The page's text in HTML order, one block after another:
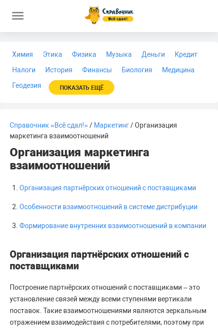
Химия Этика Физика Музыка Деньги
Кредит
Налоги
История Финансы Биология
Медицина
Геодезия
ПОКАЗАТЬ ЕЩЁ
Справочник «Всё сдал!»/ Маркетинг/ Организация
маркетинга взаимоотношений
Организация маркетинга
взаимоотношений
Организация партнёрских отношений с поставщиками
Особенности взаимоотношений в системе дистрибуции
Формирование внутренних взаимоотношений в компании
Организация партнёрских отношений с
поставщиками
Построение партнёрских отношений с поставщиками – это
установление связей между всеми ступенями вертикали
поставок. Такие взаимоотношениями являются зеркальным
отражением взаимодействия с потребителями, поэтому при